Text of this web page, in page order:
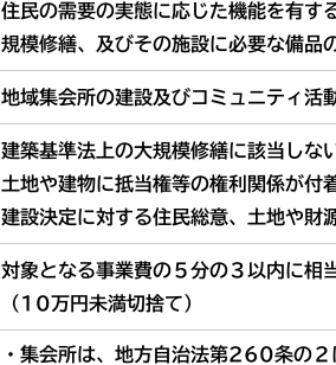
住民の需要の実態に応じた機能を有す
規模修繕、及びその施設に必要な備品
地域集会所の建設及びコミュニティ活
建築基準法上の大規模修繕に該当しな
土地や建物に抵当権等の権利関係が付
建設決定に対する住民総意、土地や財
対象となる事業費の５分の３以内に
（10万円未満切捨て）
・集会所は、地方自治法第260条の２